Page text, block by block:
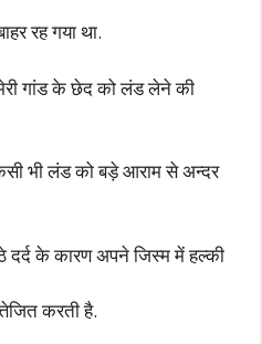
रह गया था.
गांड के छेद को लंड लेने की
भी लंड को बड़े आराम से अन्दर
दर्द के कारण अपने जिस्म में हल्की
करती है.